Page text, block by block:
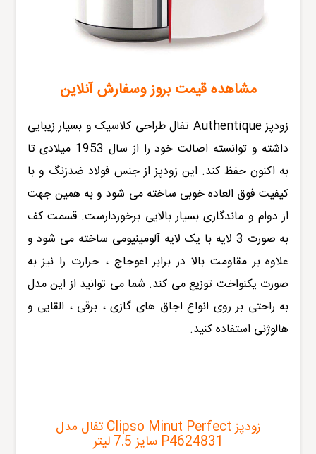
مشاهده قیمت بروز وسفارش آنلاین
زودپزAuthentique تفال طراحی کلاسیک و بسیار زیبایی
داشته و توانسته اصالت خود را از سال 1953 میلادی تا
به اکنون حفظ کند. این زودپز از جنس فولاد ضدزنگ و با
کیفیت فوق العاده خوبی ساخته می شود و به همین جهت
از دوام و ماندگاری بسیار بالایی برخوردارست. قسمت کف
به صورت 3 لایه با یک لایه آلومینیومی ساخته می شود و
علاوه بر مقاومت بالا در برابر اعوجاج ، حرارت را نیز به
صورت یکنواخت توزیع می کند. شما می توانید از این مدل
به راحتی بر روی انواع اجاق های گازی ، برقی ، القایی و
هالوژنی استفاده کنید.
زودپز Clipso Minut Perfect تفال مدل
P4624831 سایز 7.5 لیتر